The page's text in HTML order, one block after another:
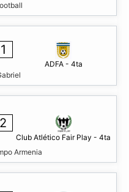
1
ADFA - 4ta
2
Club Atlético Fair Play - 4ta
Armenia